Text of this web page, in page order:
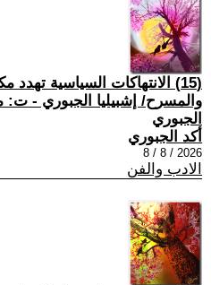
(15) الانتهاكات السياسية تهدد
والمسرح/ إشبيليا الجبوري - ت:
الجبوري
أكد الجبوري
2026 / 8 / 8
الادب والفن